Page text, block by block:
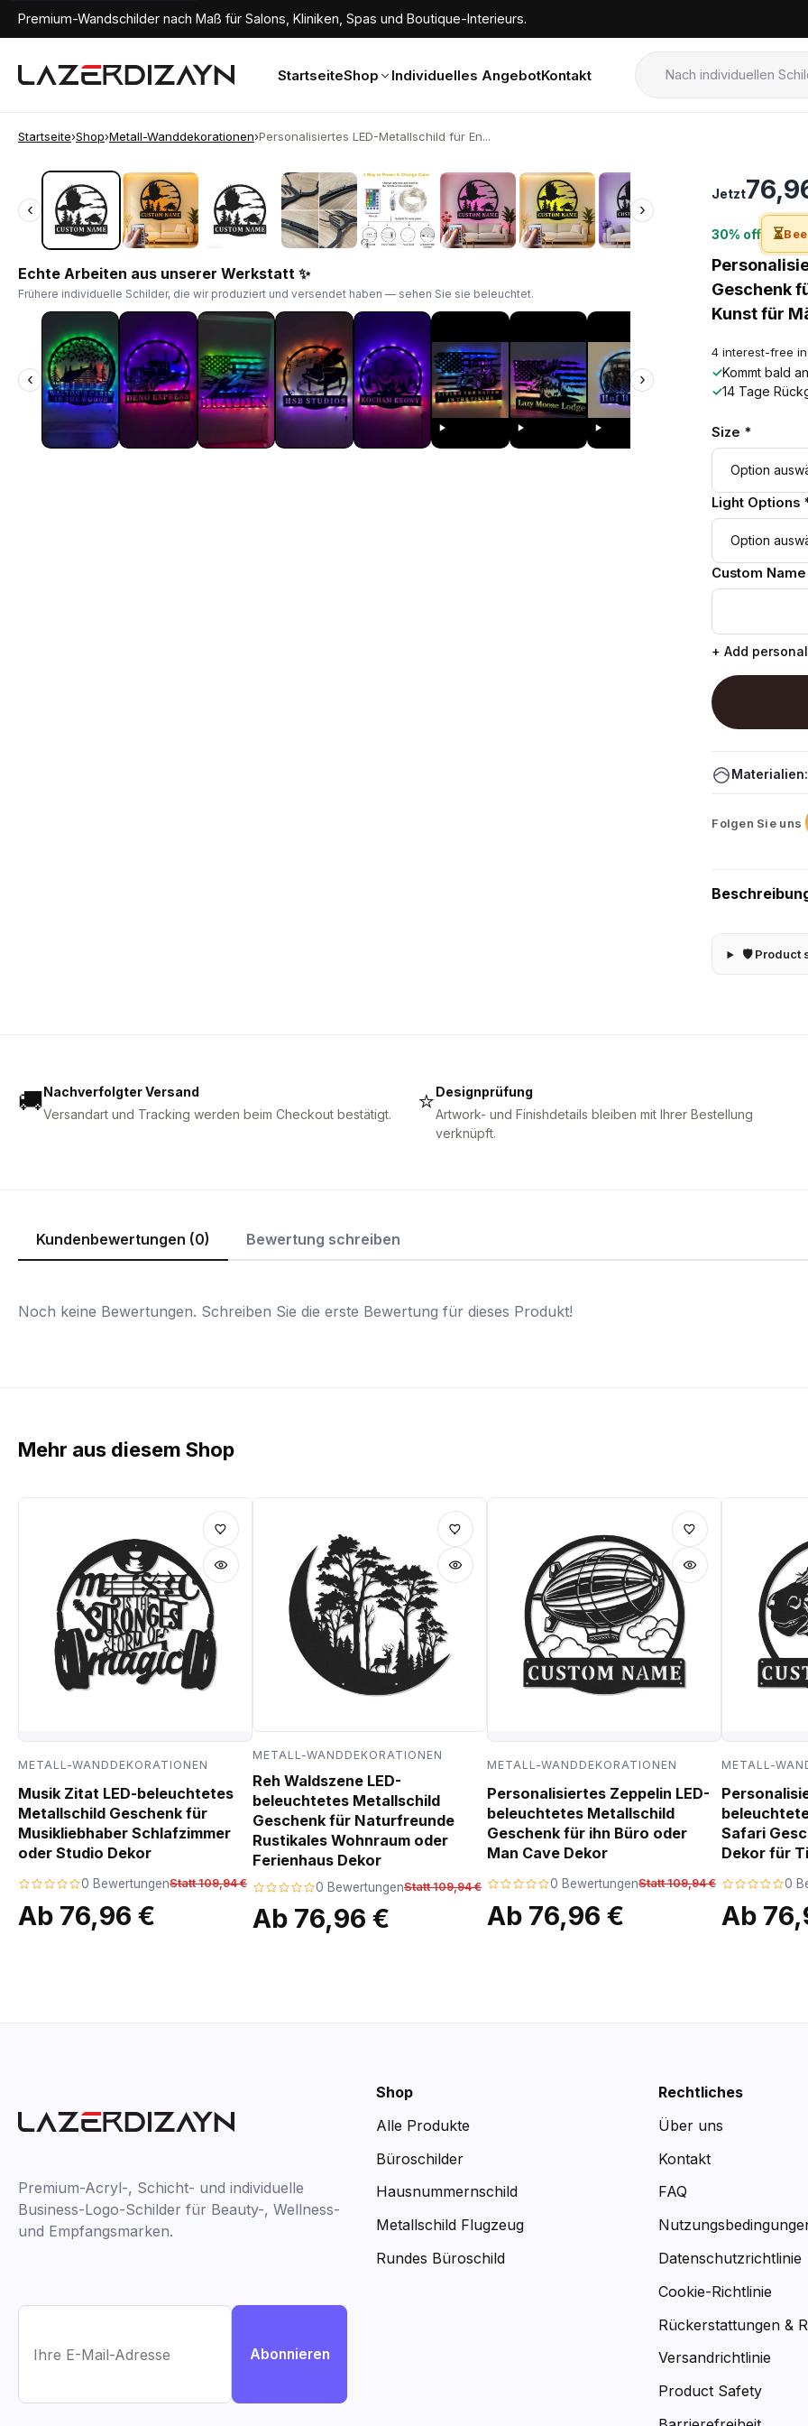
Premium-Wandschilder nach Maß für Salons, Kliniken, Spas und Boutique-Interieurs.
StartseiteShop Individuelles AngebotKontakt
Startseite›Shop›Metall-Wanddekorationen›Personalisiertes LED-Metallschild für En...
‹ ›
‹ ›
Echte Arbeiten aus unserer Werkstatt ✨
Frühere individuelle Schilder, die wir produziert und versendet haben — sehen Sie sie beleuchtet.
‹ ›
Jetzt
30% off ⏳
Geschenk
Kunst für
4 interest-free
✓Kommt bald
✓14 Tage
Size *
Light Options
Custom
+ Add
Materialien:
Folgen Sie uns
🛡 Product
🚚Nachverfolgter Versand
Versandart und Tracking werden beim Checkout bestätigt.
⭐Designprüfung
Artwork- und Finishdetails bleiben mit Ihrer Bestellung
verknüpft.
Kundenbewertungen (0) Bewertung schreiben
Noch keine Bewertungen. Schreiben Sie die erste Bewertung für dieses Produkt!
Mehr aus diesem Shop
METALL-WANDDEKORATIONEN
Musik Zitat LED-beleuchtetes
Metallschild Geschenk für
Musikliebhaber Schlafzimmer
oder Studio Dekor
0 BewertungenStatt 109,94 €
Ab 76,96 €
METALL-WANDDEKORATIONEN
Reh Waldszene LED-
beleuchtetes Metallschild
Geschenk für Naturfreunde
Rustikales Wohnraum oder
Ferienhaus Dekor
0 BewertungenStatt 109,94 €
Ab 76,96 €
METALL-WANDDEKORATIONEN
Personalisiertes Zeppelin LED-
beleuchtetes Metallschild
Geschenk für ihn Büro oder
Man Cave Dekor
0 BewertungenStatt 109,94 €
Ab 76,96 €
METALL-
Safari
Dekor für
0
Ab
Premium-Acryl-, Schicht- und individuelle
Business-Logo-Schilder für Beauty-, Wellness-
und Empfangsmarken.
Abonnieren
Shop
Alle Produkte
Büroschilder
Hausnummernschild
Metallschild Flugzeug
Rundes Büroschild
Rechtliches
Über uns
Kontakt
FAQ
Datenschutzrichtlinie
Cookie-Richtlinie
Rückerstattungen &
Versandrichtlinie
Product Safety